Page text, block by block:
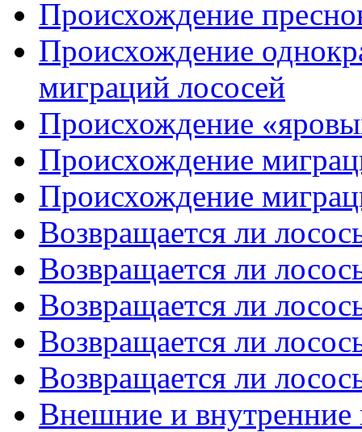
Происхождение
Происхождение
миграций лососей
Происхождение
Происхождение
Происхождение
Возвращается ли
Возвращается ли
Возвращается ли
Возвращается ли
Возвращается ли
Внешние и